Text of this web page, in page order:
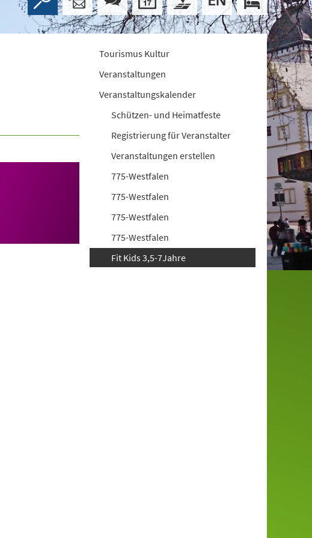
Tourismus Kultur
Veranstaltungen
Veranstaltungskalender
Schützen- und Heimatfeste
Registrierung für Veranstalter
Veranstaltungen erstellen
775-Westfalen
775-Westfalen
775-Westfalen
775-Westfalen
Fit Kids 3,5-7Jahre